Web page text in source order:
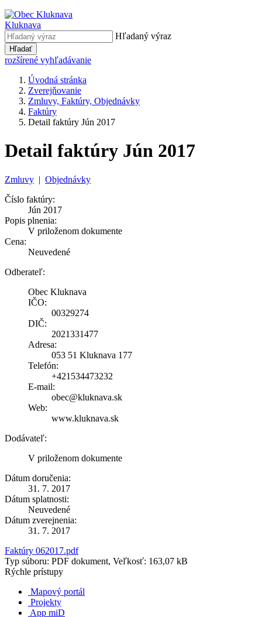
Kluknava
Hľadaný výraz
Hľadať
rozšírené vyhľadávanie
Úvodná stránka
Zverejňovanie
Zmluvy, Faktúry, Objednávky
Faktúry
Detail faktúry Jún 2017
Detail faktúry Jún 2017
Zmluvy | Objednávky
Číslo faktúry:
Jún 2017
Popis plnenia:
V priloženom dokumente
Cena:
Neuvedené
Odberateľ:
Obec Kluknava
IČO:
00329274
DIČ:
2021331477
Adresa:
053 51 Kluknava 177
Telefón:
+421534473232
E-mail:
obec@kluknava.sk
Web:
www.kluknava.sk
Dodávateľ:
V priloženom dokumente
Dátum doručenia:
31. 7. 2017
Dátum splatnosti:
Neuvedené
Dátum zverejnenia:
31. 7. 2017
Faktúry 062017.pdf
Typ súboru: PDF dokument, Veľkosť: 163,07 kB
Rýchle prístupy
Mapový portál
Projekty
App miD